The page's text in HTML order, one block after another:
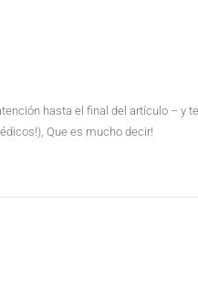
hasta el final del artículo – y
Que es mucho decir!